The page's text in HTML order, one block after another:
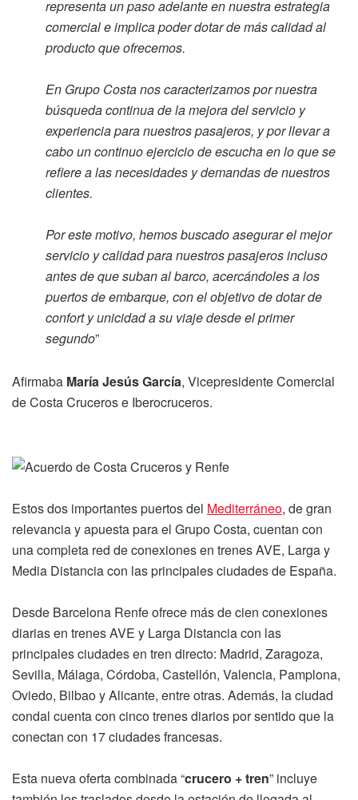
representa un paso adelante en nuestra estrategia
comercial e implica poder dotar de más calidad al
producto que ofrecemos.
En Grupo Costa nos caracterizamos por nuestra
búsqueda continua de la mejora del servicio y
experiencia para nuestros pasajeros, y por llevar a
cabo un continuo ejercicio de escucha en lo que se
refiere a las necesidades y demandas de nuestros
clientes.
Por este motivo, hemos buscado asegurar el mejor
servicio y calidad para nuestros pasajeros incluso
antes de que suban al barco, acercándoles a los
puertos de embarque, con el objetivo de dotar de
confort y unicidad a su viaje desde el primer
segundo”
Afirmaba María Jesús García, Vicepresidente Comercial
de Costa Cruceros e Iberocruceros.
Estos dos importantes puertos del Mediterráneo, de gran
relevancia y apuesta para el Grupo Costa, cuentan con
una completa red de conexiones en trenes AVE, Larga y
Media Distancia con las principales ciudades de España.
Desde Barcelona Renfe ofrece más de cien conexiones
diarias en trenes AVE y Larga Distancia con las
principales ciudades en tren directo: Madrid, Zaragoza,
Sevilla, Málaga, Córdoba, Castellón, Valencia, Pamplona,
Oviedo, Bilbao y Alicante, entre otras. Además, la ciudad
condal cuenta con cinco trenes diarios por sentido que la
conectan con 17 ciudades francesas.
Esta nueva oferta combinada “crucero + tren” incluye